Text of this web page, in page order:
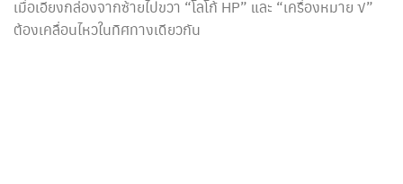
เมื่อเอียงกล่องจากซ้ายไปขวา “โลโก้ HP” และ “เครื่องหมาย √”
ต้องเคลื่อนไหวในทิศทางเดียวกัน